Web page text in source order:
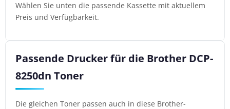
Wählen Sie unten die passende Kassette mit aktuellem
Preis und Verfügbarkeit.
Passende Drucker für die Brother DCP-
8250dn Toner
Die gleichen Toner passen auch in diese Brother-